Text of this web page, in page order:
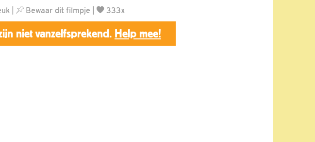
Bewaar dit filmpje 333x
niet vanzelfsprekend. Help mee!